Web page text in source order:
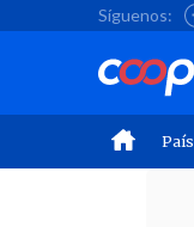
Síguenos:
País